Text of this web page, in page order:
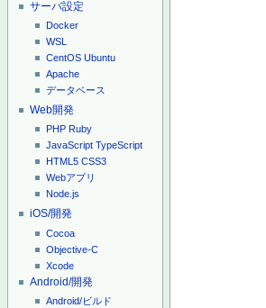
サーバ設定
Docker
WSL
CentOS Ubuntu
Apache
データベース
Web開発
PHP Ruby
JavaScript TypeScript
HTML5 CSS3
Webアプリ
Node.js
iOS/開発
Cocoa
Objective-C
Xcode
Android/開発
Android/ビルド